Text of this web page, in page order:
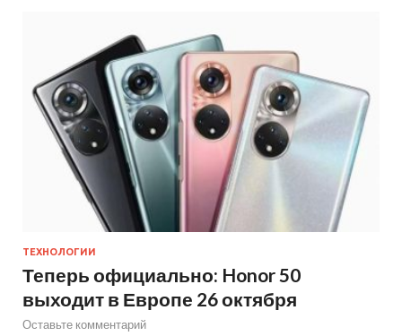
ТЕХНОЛОГИИ
Теперь официально: Honor 50
выходит в Европе 26 октября
Оставьте комментарий